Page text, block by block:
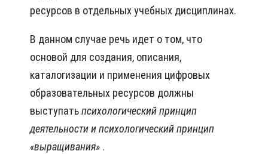
ресурсов в отдельных учебных дисциплинах.
В данном случае речь идет о том, что
основой для создания, описания,
каталогизации и применения цифровых
образовательных ресурсов должны
выступатьпсихологический принцип
деятельности и психологический принцип
«выращивания» .